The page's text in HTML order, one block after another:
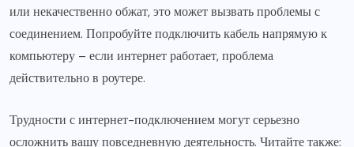
или некачественно обжат, это может вызвать проблемы с
соединением. Попробуйте подключить кабель напрямую к
компьютеру – если интернет работает, проблема
действительно в роутере.
Трудности с интернет-подключением могут серьезно
осложнить вашу повседневную деятельность. Читайте также: